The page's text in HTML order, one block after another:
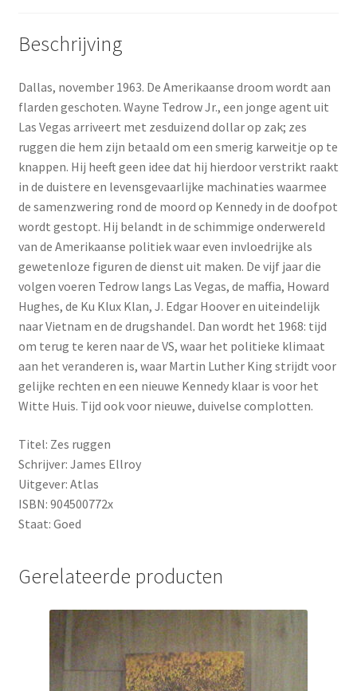
Beschrijving
Dallas, november 1963. De Amerikaanse droom wordt aan
flarden geschoten. Wayne Tedrow Jr., een jonge agent uit
Las Vegas arriveert met zesduizend dollar op zak; zes
ruggen die hem zijn betaald om een smerig karweitje op te
knappen. Hij heeft geen idee dat hij hierdoor verstrikt raakt
in de duistere en levensgevaarlijke machinaties waarmee
de samenzwering rond de moord op Kennedy in de doofpot
wordt gestopt. Hij belandt in de schimmige onderwereld
van de Amerikaanse politiek waar even invloedrijke als
gewetenloze figuren de dienst uit maken. De vijf jaar die
volgen voeren Tedrow langs Las Vegas, de maffia, Howard
Hughes, de Ku Klux Klan, J. Edgar Hoover en uiteindelijk
naar Vietnam en de drugshandel. Dan wordt het 1968: tijd
om terug te keren naar de VS, waar het politieke klimaat
aan het veranderen is, waar Martin Luther King strijdt voor
gelijke rechten en een nieuwe Kennedy klaar is voor het
Witte Huis. Tijd ook voor nieuwe, duivelse complotten.
Titel: Zes ruggen
Schrijver: James Ellroy
Uitgever: Atlas
ISBN: 904500772x
Staat: Goed
Gerelateerde producten